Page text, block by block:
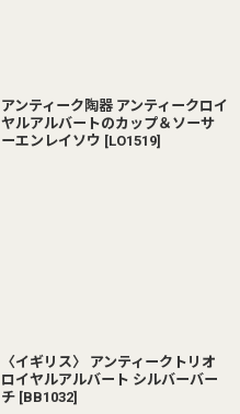
アンティーク陶器 アンティークロイ
ヤルアルバートのカップ＆ソーサ
ーエンレイソウ [LO1519]
〈イギリス〉 アンティークトリオ
ロイヤルアルバート シルバーバー
チ [BB1032]